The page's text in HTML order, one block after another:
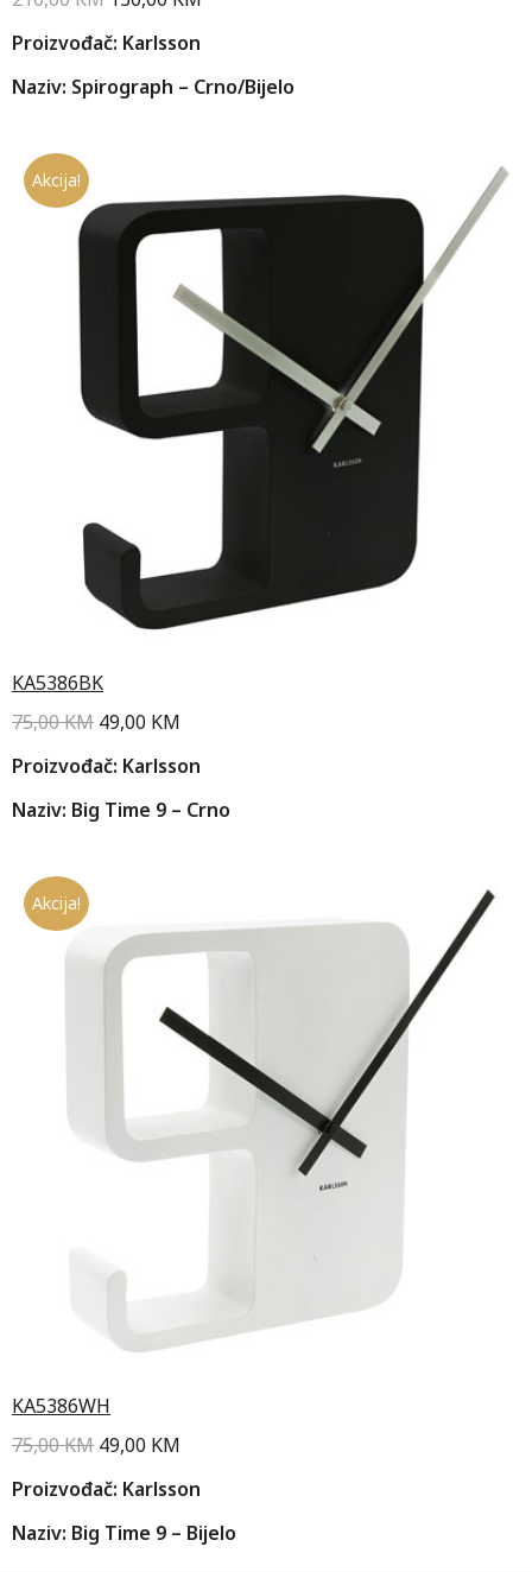
Proizvođač: Karlsson
Naziv: Spirograph – Crno/Bijelo
Akcija!
KA5386BK
75,00KM 49,00 KM
Proizvođač: Karlsson
Naziv: Big Time 9 – Crno
Akcija!
KA5386WH
75,00KM 49,00 KM
Proizvođač: Karlsson
Naziv: Big Time 9 – Bijelo